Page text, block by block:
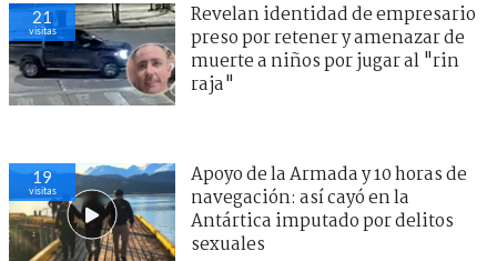
21
visitas
Revelan identidad de empresario
preso por retener y amenazar de
muerte a niños por jugar al "rin
raja"
19
visitas
Apoyo de la Armada y 10 horas de
navegación: así cayó en la
Antártica imputado por delitos
sexuales